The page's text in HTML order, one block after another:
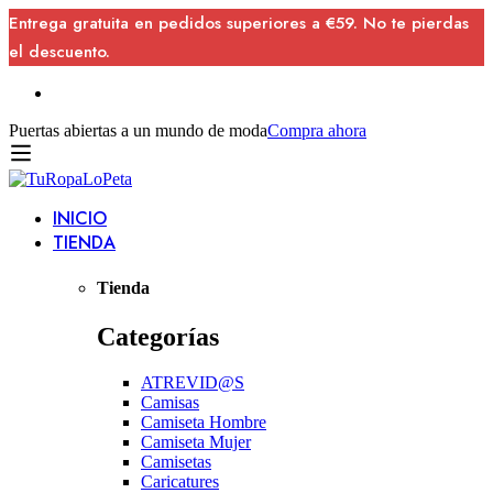
Entrega gratuita en pedidos superiores a €59. No te pierdas
el descuento.
Puertas abiertas a un mundo de modaCompra ahora
INICIO
TIENDA
Tienda
Categorías
ATREVID@S
Camisas
Camiseta Hombre
Camiseta Mujer
Camisetas
Caricatures